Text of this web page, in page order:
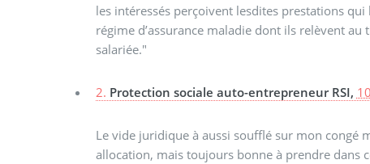
les intéressés perçoivent lesdites prestations
régime d’assurance maladie dont ils relèvent au
salariée."
2. Protection sociale auto-entrepreneur RSI,
Le vide juridique à aussi soufflé sur mon congé
allocation, mais toujours bonne à prendre dans